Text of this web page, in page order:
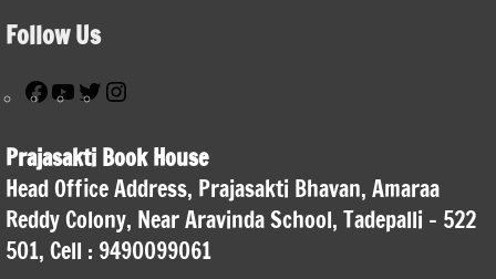
Follow Us
Facebook
YouTubeTwitter
Prajasakti Book House
Head Office Address, Prajasakti Bhavan, Amaraa
Reddy Colony, Near Aravinda School, Tadepalli – 522
501, Cell : 9490099061